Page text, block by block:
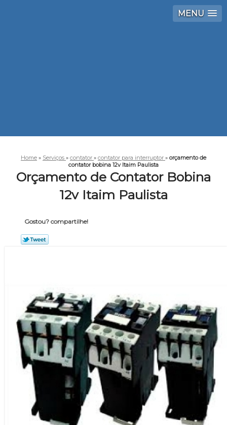
MENU
Home » Serviços » contator » contator para interruptor » orçamento de
contator bobina 12v Itaim Paulista
Orçamento de Contator Bobina
12v Itaim Paulista
Gostou? compartilhe!